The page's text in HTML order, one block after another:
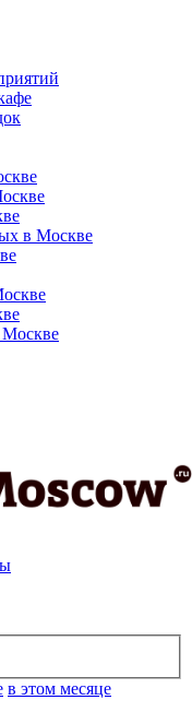
в Москве
Москве
в этом месяце